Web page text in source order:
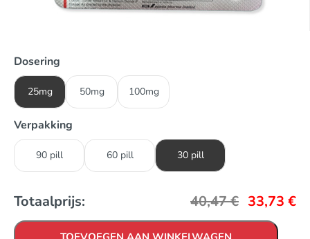
Dosering
25mg 50mg 100mg
Verpakking
90 pill 60 pill 30 pill
Totaalprijs: 40,47€ 33,73 €